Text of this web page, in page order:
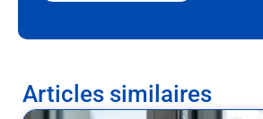
Articles similaires